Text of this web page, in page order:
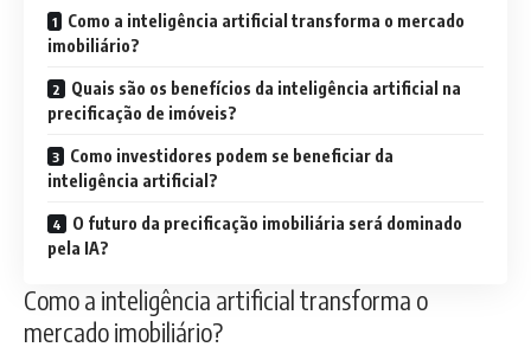
Como a inteligência artificial transforma o mercado
imobiliário?
Quais são os benefícios da inteligência artificial na
precificação de imóveis?
Como investidores podem se beneficiar da
inteligência artificial?
O futuro da precificação imobiliária será dominado
pela IA?
Como a inteligência artificial transforma o
mercado imobiliário?